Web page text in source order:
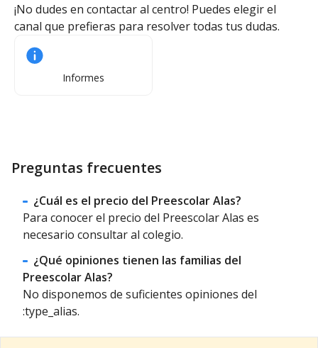
¡No dudes en contactar al centro! Puedes elegir el
canal que prefieras para resolver todas tus dudas.
Informes
Preguntas frecuentes
¿Cuál es el precio del Preescolar Alas?
Para conocer el precio del Preescolar Alas es
necesario consultar al colegio.
¿Qué opiniones tienen las familias del
Preescolar Alas?
No disponemos de suficientes opiniones del
:type_alias.